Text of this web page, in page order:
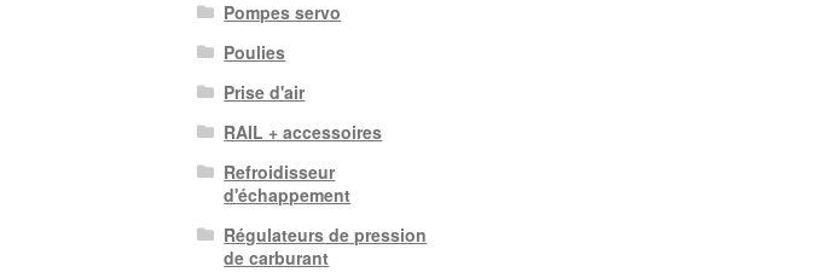
Pompes servo
Poulies
Prise d'air
RAIL + accessoires
Refroidisseur
d'échappement
Régulateurs de pression
de carburant